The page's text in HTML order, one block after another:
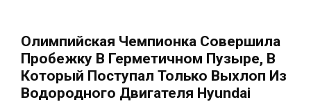
Олимпийская Чемпионка Совершила
Пробежку В Герметичном Пузыре, В
Который Поступал Только Выхлоп Из
Водородного Двигателя Hyundai